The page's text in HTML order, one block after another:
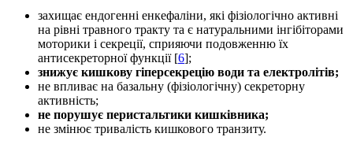
захищає ендогенні енкефаліни, які фізіологічно активні
на рівні травного тракту та є натуральними інгібіторами
моторики і секреції, сприяючи подовженню їх
антисекреторної функції [6];
знижує кишкову гіперсекрецію води та електро­літів;
не впливає на базальну (фізіологічну) секреторну
активність;
не порушує перистальтики кишківника;
не змінює тривалість кишкового транзиту.